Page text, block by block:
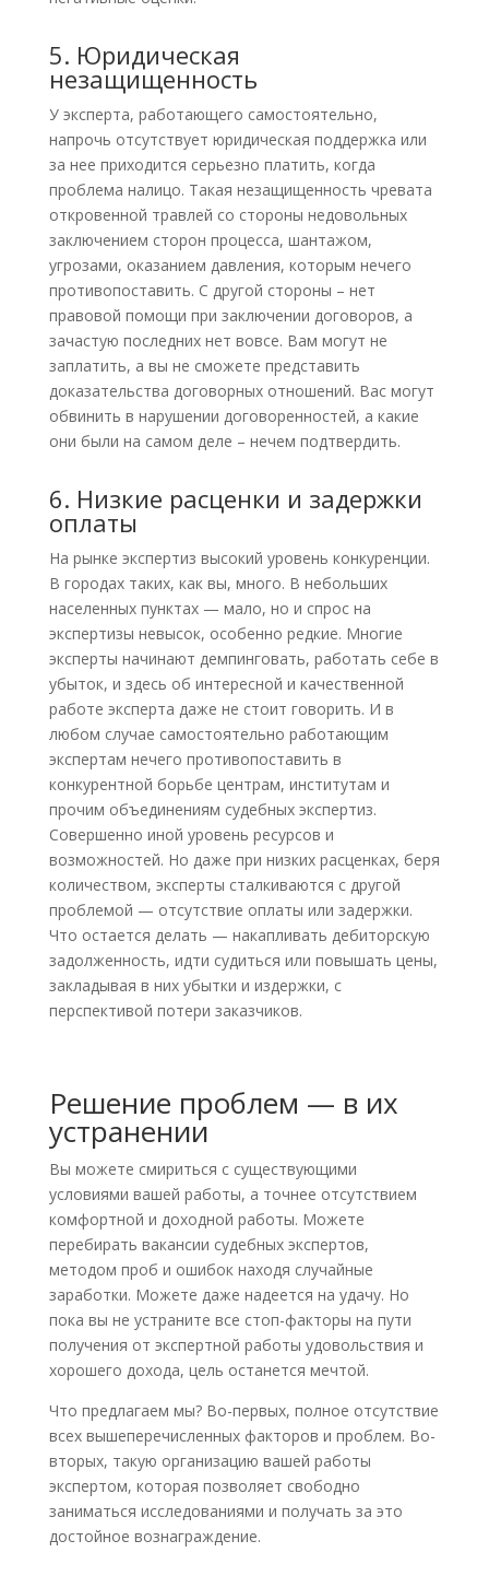
5. Юридическая
незащищенность
У эксперта, работающего самостоятельно,
напрочь отсутствует юридическая поддержка или
за нее приходится серьезно платить, когда
проблема налицо. Такая незащищенность чревата
откровенной травлей со стороны недовольных
заключением сторон процесса, шантажом,
угрозами, оказанием давления, которым нечего
противопоставить. С другой стороны – нет
правовой помощи при заключении договоров, а
зачастую последних нет вовсе. Вам могут не
заплатить, а вы не сможете представить
доказательства договорных отношений. Вас могут
обвинить в нарушении договоренностей, а какие
они были на самом деле – нечем подтвердить.
6. Низкие расценки и задержки
оплаты
На рынке экспертиз высокий уровень конкуренции.
В городах таких, как вы, много. В небольших
населенных пунктах — мало, но и спрос на
экспертизы невысок, особенно редкие. Многие
эксперты начинают демпинговать, работать себе в
убыток, и здесь об интересной и качественной
работе эксперта даже не стоит говорить. И в
любом случае самостоятельно работающим
экспертам нечего противопоставить в
конкурентной борьбе центрам, институтам и
прочим объединениям судебных экспертиз.
Совершенно иной уровень ресурсов и
возможностей. Но даже при низких расценках, беря
количеством, эксперты сталкиваются с другой
проблемой — отсутствие оплаты или задержки.
Что остается делать — накапливать дебиторскую
задолженность, идти судиться или повышать цены,
закладывая в них убытки и издержки, с
перспективой потери заказчиков.
Решение проблем — в их
устранении
Вы можете смириться с существующими
условиями вашей работы, а точнее отсутствием
комфортной и доходной работы. Можете
перебирать вакансии судебных экспертов,
методом проб и ошибок находя случайные
заработки. Можете даже надеется на удачу. Но
пока вы не устраните все стоп-факторы на пути
получения от экспертной работы удовольствия и
хорошего дохода, цель останется мечтой.
Что предлагаем мы? Во-первых, полное отсутствие
всех вышеперечисленных факторов и проблем. Во-
вторых, такую организацию вашей работы
экспертом, которая позволяет свободно
заниматься исследованиями и получать за это
достойное вознаграждение.